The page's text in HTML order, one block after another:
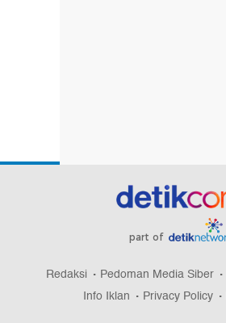
part of
Redaksi Pedoman Media Siber
Info Iklan
Privacy Policy